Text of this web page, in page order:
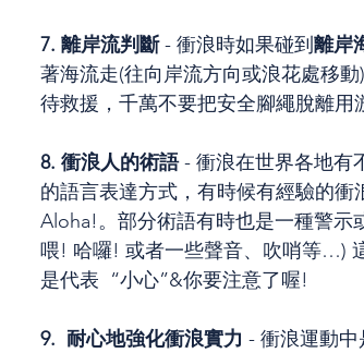
7. 離岸流判斷 - 衝浪時如果碰到 離岸
著海流走(往向岸流方向或浪花處移
待救援，千萬不要把安全腳繩脫離用
8. 衝浪人的術語 - 衝浪在世界各地有
的語言表達方式，有時候有經驗的衝
Aloha!。部分術語有時也是一種警示
喂! 哈囉! 或者一些聲音、吹哨等…)
是代表  “小心”&你要注意了喔!
9.  耐心地強化衝浪實力 - 衝浪運動